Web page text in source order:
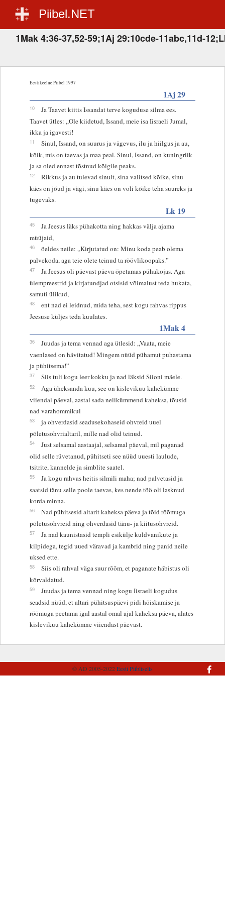
Piibel.NET
1Mak 4:36-37,52-59;1Aj 29:10cde-11abc,11d-
Eestikeelne Piibel 1997
1Aj 29
10
Ja Taavet kiitis Issandat terve koguduse silma ees.
Taavet ütles: „Ole kiidetud, Issand, meie isa Iisraeli Jumal,
ikka ja igavesti!
11
Sinul, Issand, on suurus ja vägevus, ilu ja hiilgus ja au,
kõik, mis on taevas ja maa peal. Sinul, Issand, on kuningriik
ja sa oled ennast tõstnud kõigile peaks.
12
Rikkus ja au tulevad sinult, sina valitsed kõike, sinu
käes on jõud ja vägi, sinu käes on voli kõike teha suureks ja
tugevaks.
Lk 19
45
Ja Jeesus läks pühakotta ning hakkas välja ajama
müüjaid,
46
öeldes neile: „Kirjutatud on: Minu koda peab olema
palvekoda, aga teie olete teinud ta röövlikoopaks.”
47
Ja Jeesus oli päevast päeva õpetamas pühakojas. Aga
ülempreestrid ja kirjatundjad otsisid võimalust teda hukata,
samuti ülikud,
48
ent nad ei leidnud, mida teha, sest kogu rahvas rippus
Jeesuse küljes teda kuulates.
1Mak 4
36
Juudas ja tema vennad aga ütlesid: „Vaata, meie
vaenlased on hävitatud! Mingem nüüd pühamut puhastama
ja pühitsema!”
37 Siis tuli kogu leer kokku ja nad läksid Siioni mäele.
52
Aga üheksanda kuu, see on kislevikuu kahekümne
viiendal päeval, aastal sada nelikümmend kaheksa, tõusid
nad varahommikul
53
ja ohverdasid seadusekohaseid ohvreid uuel
põletusohvrialtaril, mille nad olid teinud.
54
Just selsamal aastaajal, selsamal päeval, mil paganad
olid selle rüvetanud, pühitseti see nüüd uuesti laulude,
tsitrite, kannelde ja simblite saatel.
55
Ja kogu rahvas heitis silmili maha; nad palvetasid ja
saatsid tänu selle poole taevas, kes nende töö oli lasknud
korda minna.
56
Nad pühitsesid altarit kaheksa päeva ja tõid rõõmuga
põletusohvreid ning ohverdasid tänu- ja kiitusohvreid.
57
Ja nad kaunistasid templi esikülje kuldvanikute ja
kilpidega, tegid uued väravad ja kambrid ning panid neile
uksed ette.
58
Siis oli rahval väga suur rõõm, et paganate häbistus oli
kõrvaldatud.
59
Juudas ja tema vennad ning kogu Iisraeli kogudus
seadsid nüüd, et altari pühitsuspäevi pidi hõiskamise ja
rõõmuga peetama igal aastal omal ajal kaheksa päeva, alates
kislevikuu kahekümne viiendast päevast.
© AD 2005-2022Eesti Piibliselts